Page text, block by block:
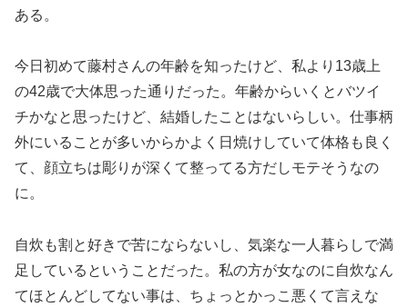
ある。
今日初めて藤村さんの年齢を知ったけど、私より13歳上
の42歳で大体思った通りだった。年齢からいくとバツイ
チかなと思ったけど、結婚したことはないらしい。仕事柄
外にいることが多いからかよく日焼けしていて体格も良く
て、顔立ちは彫りが深くて整ってる方だしモテそうなの
に。
自炊も割と好きで苦にならないし、気楽な一人暮らしで満
足しているということだった。私の方が女なのに自炊なん
てほとんどしてない事は、ちょっとかっこ悪くて言えな